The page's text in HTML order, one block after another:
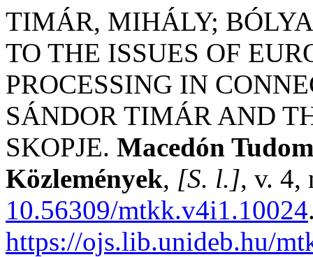
TIMÁR, MIHÁLY;
TO THE ISSUES OF
PROCESSING IN
SÁNDOR TIMÁR AND
SKOPJE. Macedón
Közlemények, [S. l.], v. 4,
10.56309/mtkk.v4i1.10024
https://ojs.lib.unideb.hu/